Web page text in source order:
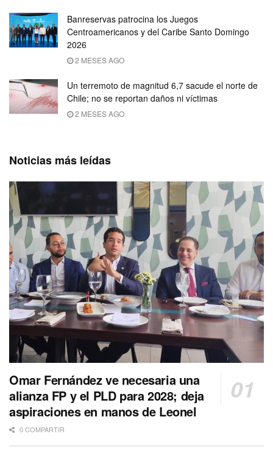
Banreservas patrocina los Juegos
Centroamericanos y del Caribe Santo Domingo
2026
2 MESES AGO
Un terremoto de magnitud 6,7 sacude el norte de
Chile; no se reportan daños ni víctimas
2 MESES AGO
Noticias más leídas
Omar Fernández ve necesaria una
alianza FP y el PLD para 2028; deja
aspiraciones en manos de Leonel
0 COMPARTIR